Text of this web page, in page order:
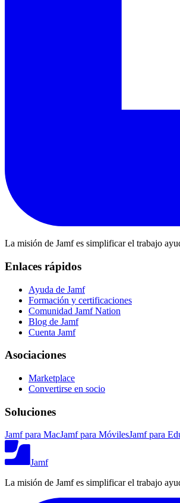
La misión de Jamf es simplificar el trabajo
Enlaces rápidos
Ayuda de Jamf
Formación y certificaciones
Comunidad Jamf Nation
Blog de Jamf
Cuenta Jamf
Asociaciones
Marketplace
Convertirse en socio
Soluciones
Jamf para MacJamf para MóvilesJamf para
Jamf
La misión de Jamf es simplificar el trabajo